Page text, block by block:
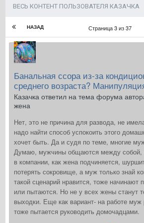
ВЕСЬ КОНТЕНТ ПОЛЬЗОВАТЕЛЯ КАЗАЧКА
НАЗАД Страница 3 из 37
Банальная ссора из-за
среднего возраста?
Казачка ответил на тема форума
жена
Нет, это не причина для развода, не
надо найти способ успокоить этого
хочет быть. Да и судя по теме, многие
Думаю, мужчины общаются между собой,
в компании, как жена подчиняется,
потерять сокровище, а муж только знай
такой сценарий нравится, тоже начинают
или пытаются. Но не у всех жены станут
выходки. Еще как вариант- на работе
тоже пытается руководить домочадцами.